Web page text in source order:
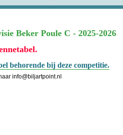
Beker Poule C - 2025-2026
behorende bij deze competitie.
info@biljartpoint.nl